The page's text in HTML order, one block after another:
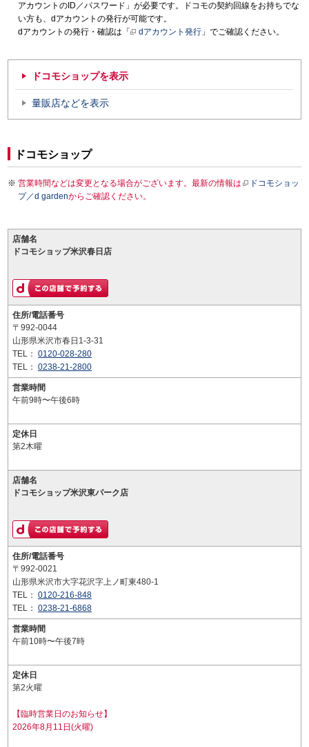
アカウントのID／パスワード」が必要です。ドコモの契約回線をお持ちでな
い方も、dアカウントの発行が可能です。
dアカウントの発行・確認は「
dアカウント発行 」でご確認ください。
ドコモショップを表示
量販店などを表示
ドコモショップ
営業時間などは変更となる場合がございます。最新の情報は
ドコモショッ
プ／d gardenからご確認ください。
店舗名
ドコモショップ米沢春日店
住所/電話番号
〒992-0044
山形県米沢市春日1-3-31
TEL： 0120-028-280
TEL： 0238-21-2800
営業時間
午前9時〜午後6時
定休日
第2木曜
店舗名
ドコモショップ米沢東パーク店
住所/電話番号
〒992-0021
山形県米沢市大字花沢字上ノ町東480-1
TEL： 0120-216-848
TEL： 0238-21-6868
営業時間
午前10時〜午後7時
定休日
第2火曜
【臨時営業日のお知らせ】
2026年8月11日(火曜)